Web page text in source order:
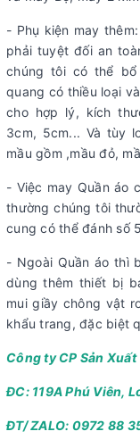
- Phụ kiện may
phải tuyệt đối an
chúng tôi có thể bổ
quang có thiều loại
cho hợp lý, kích
3cm, 5cm... Và tùy
mầu gồm ,mầu đỏ,
- Việc may Quần áo
thường chúng tôi
cung có thể đánh số
- Ngoài Quần áo thì
dùng thêm thiết bị
mui giầy chông vật
khẩu trang, đặc biệt
Công ty CP Sản
ĐC: 119A Phú Viên,
ĐT/ ZALO: 0972 88